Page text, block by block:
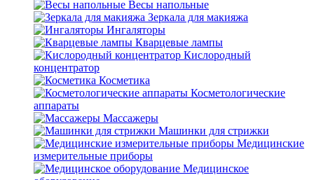
Весы напольные
Зеркала для макияжа
Ингаляторы
Кварцевые лампы
Кислородный
концентратор
Косметика
Косметологические
аппараты
Массажеры
Машинки для стрижки
Медицинские
измерительные приборы
Медицинское